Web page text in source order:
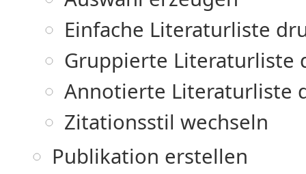
Einfache Literaturliste
Gruppierte Literaturliste
Annotierte Literaturliste
Zitationsstil wechseln
Publikation erstellen